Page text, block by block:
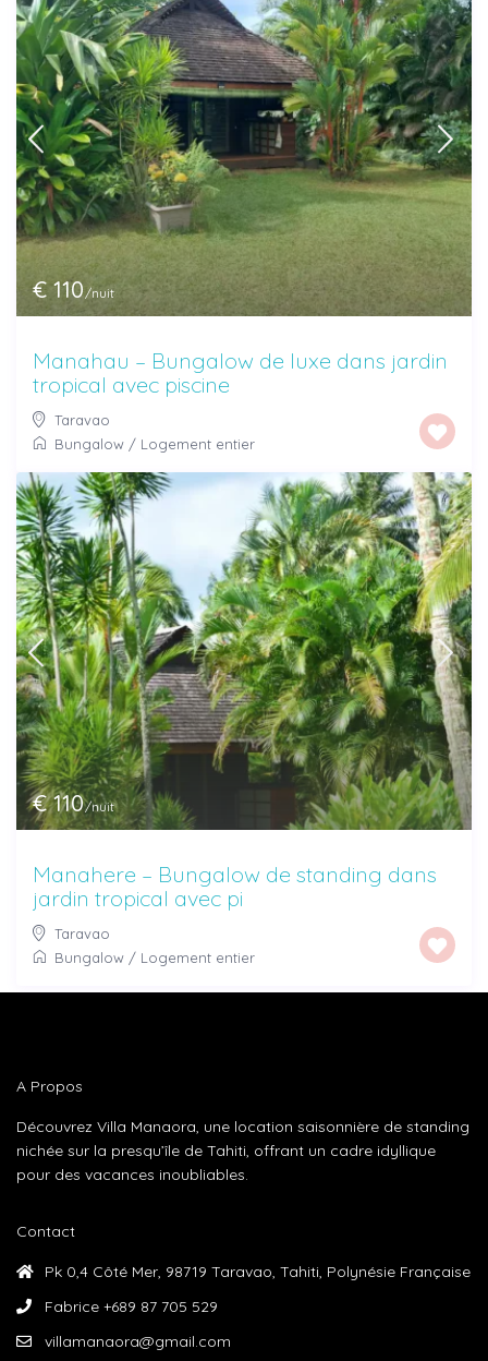
€ 110/nuit
Manahau – Bungalow de luxe dans jardin
tropical avec piscine
Taravao
Bungalow / Logement entier
€ 110/nuit
Manahere – Bungalow de standing dans
jardin tropical avec pi
Taravao
Bungalow / Logement entier
A Propos
Découvrez Villa Manaora, une location saisonnière de standing
nichée sur la presqu’île de Tahiti, offrant un cadre idyllique
pour des vacances inoubliables.
Contact
Pk 0,4 Côté Mer, 98719 Taravao, Tahiti, Polynésie Française
Fabrice +689 87 705 529
villamanaora@gmail.com